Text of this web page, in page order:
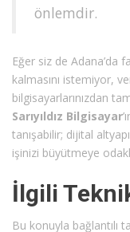
önlemdir.
Eğer siz de Adana’da
kalmasını istemiyor,
bilgisayarlarınızdan
Sarıyıldız Bilgisayar
tanışabilir; dijital
işinizi büyütmeye
İlgili
Bu konuyla bağlantılı